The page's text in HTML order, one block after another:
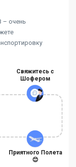
– очень
Свяжитесь с
Шофером
Приятного Полета
😊